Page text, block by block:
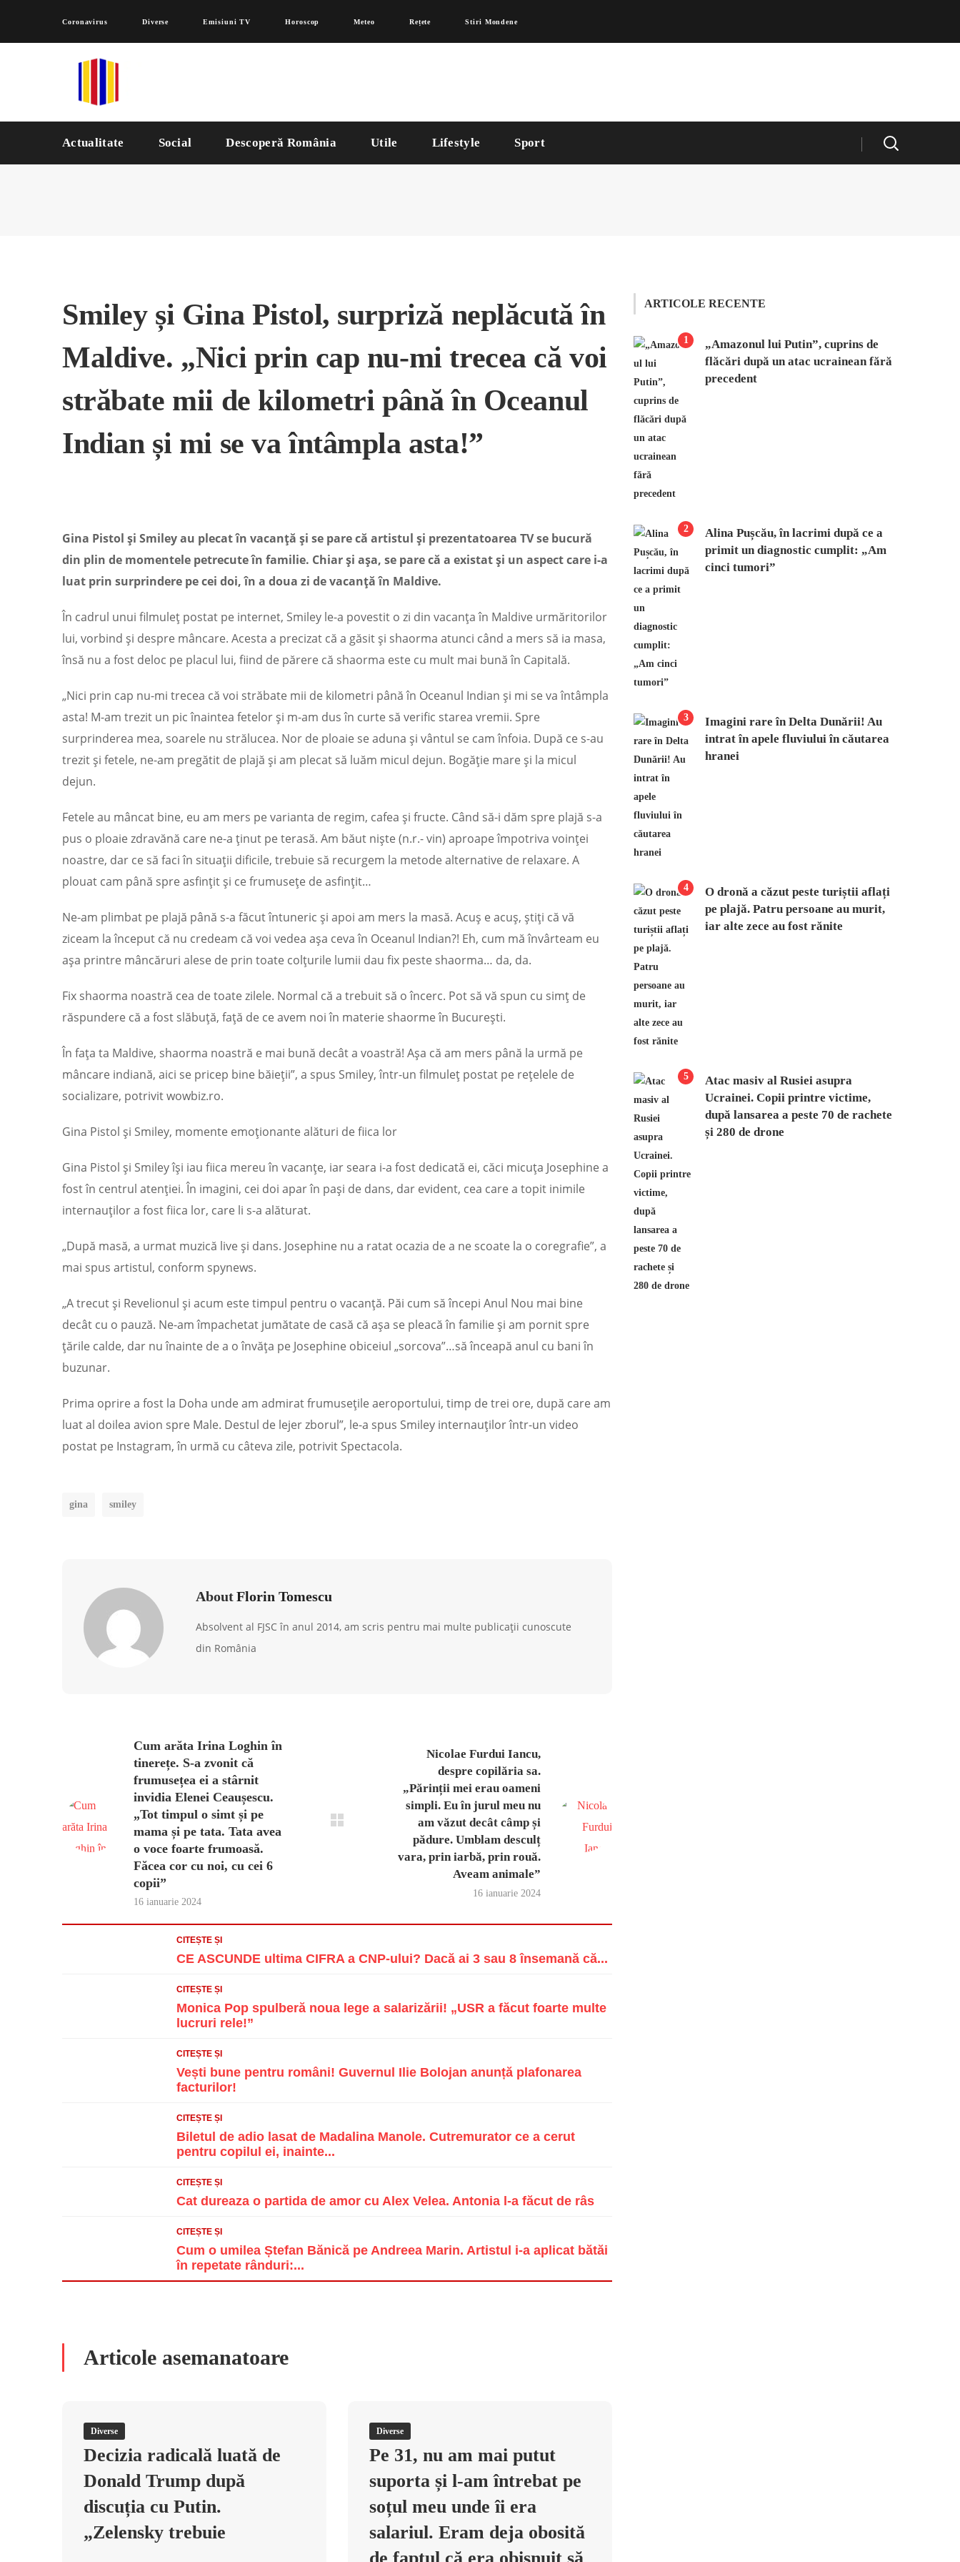
Coronavirus Diverse Emisiuni TV Horoscop Meteo Rețete Stiri Mondene
Actualitate Social Descoperă România Utile Lifestyle Sport
Smiley și Gina Pistol, surpriză neplăcută în
Maldive. „Nici prin cap nu-mi trecea că voi
străbate mii de kilometri până în Oceanul
Indian și mi se va întâmpla asta!”
Gina Pistol și Smiley au plecat în vacanță și se pare că artistul și prezentatoarea TV se bucură
din plin de momentele petrecute în familie. Chiar și așa, se pare că a existat și un aspect care i-a
luat prin surprindere pe cei doi, în a doua zi de vacanță în Maldive.
În cadrul unui filmuleț postat pe internet, Smiley le-a povestit o zi din vacanța în Maldive urmăritorilor
lui, vorbind și despre mâncare. Acesta a precizat că a găsit și shaorma atunci când a mers să ia masa,
însă nu a fost deloc pe placul lui, fiind de părere că shaorma este cu mult mai bună în Capitală.
„Nici prin cap nu-mi trecea că voi străbate mii de kilometri până în Oceanul Indian și mi se va întâmpla
asta! M-am trezit un pic înaintea fetelor și m-am dus în curte să verific starea vremii. Spre
surprinderea mea, soarele nu strălucea. Nor de ploaie se aduna și vântul se cam înfoia. După ce s-au
trezit și fetele, ne-am pregătit de plajă și am plecat să luăm micul dejun. Bogăție mare și la micul
dejun.
Fetele au mâncat bine, eu am mers pe varianta de regim, cafea și fructe. Când să-i dăm spre plajă s-a
pus o ploaie zdravănă care ne-a ținut pe terasă. Am băut niște (n.r.- vin) aproape împotriva voinței
noastre, dar ce să faci în situații dificile, trebuie să recurgem la metode alternative de relaxare. A
plouat cam până spre asfințit și ce frumusețe de asfințit…
Ne-am plimbat pe plajă până s-a făcut întuneric și apoi am mers la masă. Acuș e acuș, știți că vă
ziceam la început că nu credeam că voi vedea așa ceva în Oceanul Indian?! Eh, cum mă învârteam eu
așa printre mâncăruri alese de prin toate colțurile lumii dau fix peste shaorma… da, da.
Fix shaorma noastră cea de toate zilele. Normal că a trebuit să o încerc. Pot să vă spun cu simț de
răspundere că a fost slăbuță, față de ce avem noi în materie shaorme în București.
În fața ta Maldive, shaorma noastră e mai bună decât a voastră! Așa că am mers până la urmă pe
mâncare indiană, aici se pricep bine băieții”, a spus Smiley, într-un filmuleț postat pe rețelele de
socializare, potrivit wowbiz.ro.
Gina Pistol și Smiley, momente emoționante alături de fiica lor
Gina Pistol și Smiley își iau fiica mereu în vacanțe, iar seara i-a fost dedicată ei, căci micuța Josephine a
fost în centrul atenției. În imagini, cei doi apar în pași de dans, dar evident, cea care a topit inimile
internauților a fost fiica lor, care li s-a alăturat.
„După masă, a urmat muzică live și dans. Josephine nu a ratat ocazia de a ne scoate la o coregrafie”, a
mai spus artistul, conform spynews.
„A trecut și Revelionul și acum este timpul pentru o vacanță. Păi cum să începi Anul Nou mai bine
decât cu o pauză. Ne-am împachetat jumătate de casă că așa se pleacă în familie și am pornit spre
țările calde, dar nu înainte de a o învăța pe Josephine obiceiul „sorcova”…să înceapă anul cu bani în
buzunar.
Prima oprire a fost la Doha unde am admirat frumusețile aeroportului, timp de trei ore, după care am
luat al doilea avion spre Male. Destul de lejer zborul”, le-a spus Smiley internauților într-un video
postat pe Instagram, în urmă cu câteva zile, potrivit Spectacola.
gina smiley
AboutFlorin Tomescu
Absolvent al FJSC în anul 2014, am scris pentru mai multe publicații cunoscute
din România
Cum arăta Irina Loghin în
tinerețe. S-a zvonit că
frumusețea ei a stârnit
invidia Elenei Ceaușescu.
„Tot timpul o simt și pe
mama și pe tata. Tata avea
o voce foarte frumoasă.
Făcea cor cu noi, cu cei 6
copii”
16 ianuarie 2024
Nicolae Furdui Iancu,
despre copilăria sa.
„Părinții mei erau oameni
simpli. Eu în jurul meu nu
am văzut decât câmp și
pădure. Umblam desculț
vara, prin iarbă, prin rouă.
Aveam animale”
16 ianuarie 2024
CITEȘTE ȘI
CE ASCUNDE ultima CIFRA a CNP-ului? Dacă ai 3 sau 8 însemană că...
CITEȘTE ȘI
Monica Pop spulberă noua lege a salarizării! „USR a făcut foarte multe
lucruri rele!”
CITEȘTE ȘI
Vești bune pentru români! Guvernul Ilie Bolojan anunță plafonarea
facturilor!
CITEȘTE ȘI
Biletul de adio lasat de Madalina Manole. Cutremurator ce a cerut
pentru copilul ei, inainte...
CITEȘTE ȘI
Cat dureaza o partida de amor cu Alex Velea. Antonia l-a făcut de râs
CITEȘTE ȘI
Cum o umilea Ștefan Bănică pe Andreea Marin. Artistul i-a aplicat bătăi
în repetate rânduri:...
Articole asemanatoare
Diverse
Decizia radicală luată de
Donald Trump după
discuția cu Putin.
„Zelensky trebuie
Diverse
Pe 31, nu am mai putut
suporta și l-am întrebat pe
soțul meu unde îi era
salariul. Eram deja obosită
ARTICOLE RECENTE
1
„Amazonul lui Putin”, cuprins de
flăcări după un atac ucrainean fără
precedent
2
Alina Pușcău, în lacrimi după ce a
primit un diagnostic cumplit: „Am
cinci tumori”
3
Imagini rare în Delta Dunării! Au
intrat în apele fluviului în căutarea
hranei
4
O dronă a căzut peste turiștii aflați
pe plajă. Patru persoane au murit,
iar alte zece au fost rănite
5
Atac masiv al Rusiei asupra
Ucrainei. Copii printre victime,
după lansarea a peste 70 de rachete
și 280 de drone